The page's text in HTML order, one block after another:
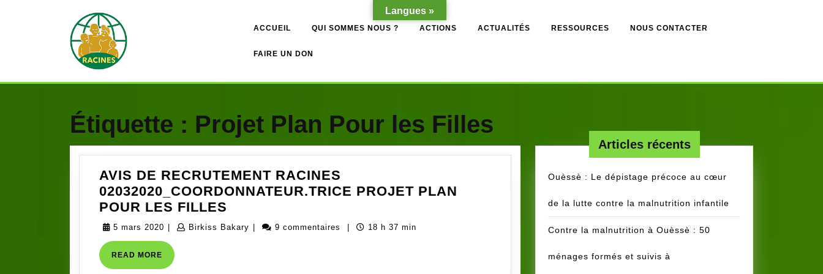
ACCUEIL QUI SOMMES NOUS ? ACTIONS ACTUALITÉS RESSOURCES NOUS CONTACTER
FAIRE UN DON
Étiquette : Projet Plan Pour les Filles
AVIS DE RECRUTEMENT RACINES
02032020_COORDONNATEUR.TRICE PROJET PLAN
POUR LES FILLES
DE
5 mars 2020 5
mars
2020
Birkiss Bakary Birkiss9 commentaires 18 h 37 min
READ MORE READ
MORE
Articles récents
Ouèssè : Le dépistage précoce au cœur
de la lutte contre la malnutrition infantile
Contre la malnutrition à Ouèssè : 50
ménages formés et suivis à
Langues »